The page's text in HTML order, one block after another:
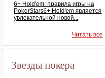
6+ Hold'em: правила игры на
PokerStars6+ Hold'em является
увлекательной новой...
Читать все
Звезды покера